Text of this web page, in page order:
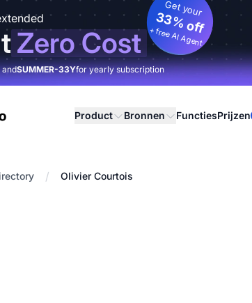
Zero Cost
Get your
33% off
+ free AI Agent
SUMMER-33Yfor yearly subscription
Product Bronnen FunctiesPrijzen
/ Olivier Courtois